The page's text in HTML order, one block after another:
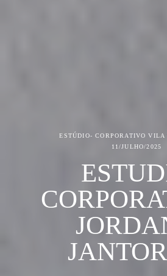
ESTÚDIO- CORPORATIVO VILA
11/JULHO/2025